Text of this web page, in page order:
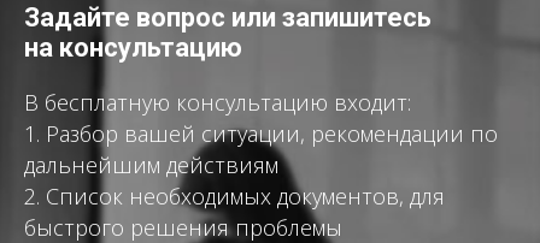
Задайте вопрос или запишитесь
на консультацию
В бесплатную консультацию входит:
1. Разбор вашей ситуации, рекомендации по
дальнейшим действиям
2. Список необходимых документов, для
быстрого решения проблемы